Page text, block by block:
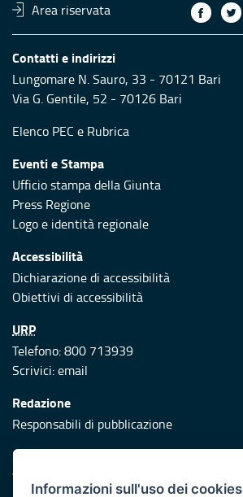
Area riservata
Contatti e indirizzi
Lungomare N. Sauro, 33 - 70121 Bari
Via G. Gentile, 52 - 70126 Bari
Elenco PEC e Rubrica
Eventi e Stampa
Ufficio stampa della Giunta
Press Regione
Logo e identità regionale
Accessibilità
Dichiarazione di accessibilità
Obiettivi di accessibilità
URP
Telefono: 800 713939
Scrivici:email
Redazione
Responsabili di pubblicazione
Protezione civile
Vai al sito di Protezione Civile Puglia
Informazioni sull'uso dei cookies